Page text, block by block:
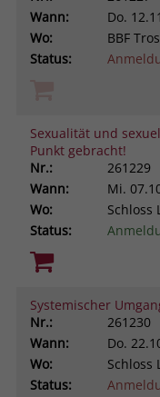
Wann:
Do.
Wo:
BBF
Status:
Sexualität und
Punkt gebracht!
Nr.:
261229
Wann:
Mi.
Wo:
Schloss
Status:
Systemischer
Nr.:
261230
Wann:
Do.
Wo:
Schloss
Status: